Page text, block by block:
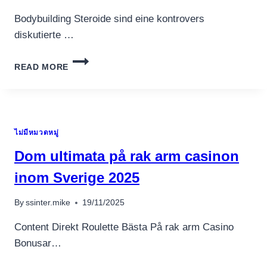
อุปกรณ์เครื่องใช้ภายในครัว
อุปกรณ์เครื่องใช้ภายในครัว
หม้อทอดไร้น้ำมัน
กาน้ำร้อน
Bodybuilding Steroide sind eine kontrovers
diskutierte …
READ MORE
OPTIMALE
UMFASSENDER
LEITFADEN
ไม่มีหมวดหมู่
Dom ultimata på rak arm casinon
inom Sverige 2025
By ssinter.mike 19/11/2025
Content Direkt Roulette Bästa På rak arm Casino
Bonusar…